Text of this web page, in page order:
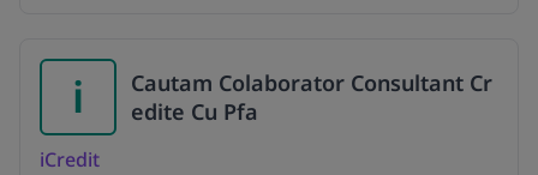
i
Cautam Colaborator Consultant Cr
edite Cu Pfa
iCredit